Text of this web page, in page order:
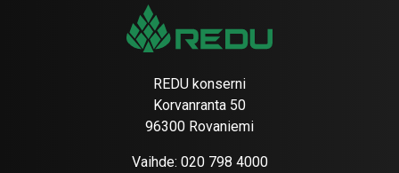
REDU konserni
Korvanranta 50
96300 Rovaniemi
Vaihde: 020 798 4000